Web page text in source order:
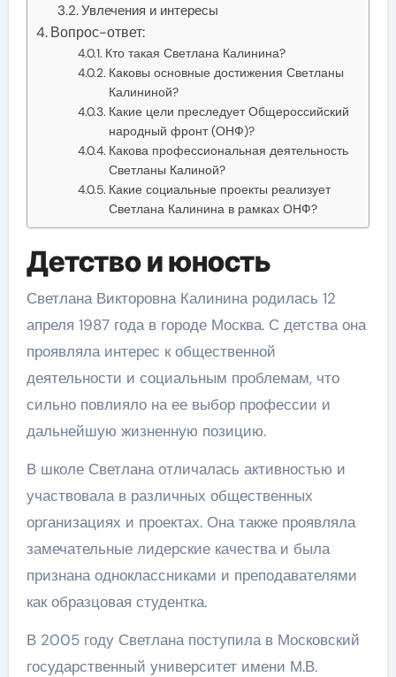
Увлечения и интересы
Вопрос-ответ:
Кто такая Светлана Калинина?
Каковы основные достижения Светланы
Калининой?
Какие цели преследует Общероссийский
народный фронт (ОНФ)?
Какова профессиональная деятельность
Светланы Калиной?
Какие социальные проекты реализует
Светлана Калинина в рамках ОНФ?
Детство и юность
Светлана Викторовна Калинина родилась 12
апреля 1987 года в городе Москва. С детства она
проявляла интерес к общественной
деятельности и социальным проблемам, что
сильно повлияло на ее выбор профессии и
дальнейшую жизненную позицию.
В школе Светлана отличалась активностью и
участвовала в различных общественных
организациях и проектах. Она также проявляла
замечательные лидерские качества и была
признана одноклассниками и преподавателями
как образцовая студентка.
В 2005 году Светлана поступила в Московский
государственный университет имени М.В.